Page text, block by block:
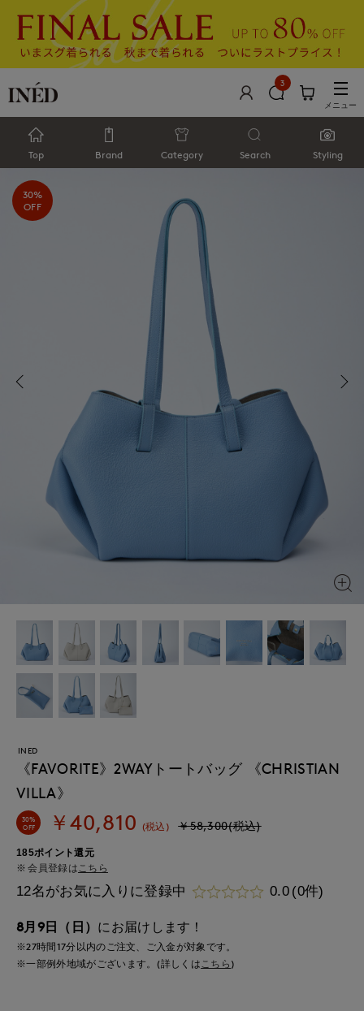
3
メニュー
Top Brand Category Search Styling
30%
OFF
INED
《FAVORITE》2WAYトートバッグ 《CHRISTIAN
VILLA》
30%
OFF ￥40,810 (税込) ￥58,300(税込)
185ポイント還元
会員登録は こちら
12名がお気に入りに登録中 0.0 (0件)
8月9日（日） にお届けします！
※27時間17分以内のご注文、ご入金が対象です。
※一部例外地域がございます。(詳しくはこちら )